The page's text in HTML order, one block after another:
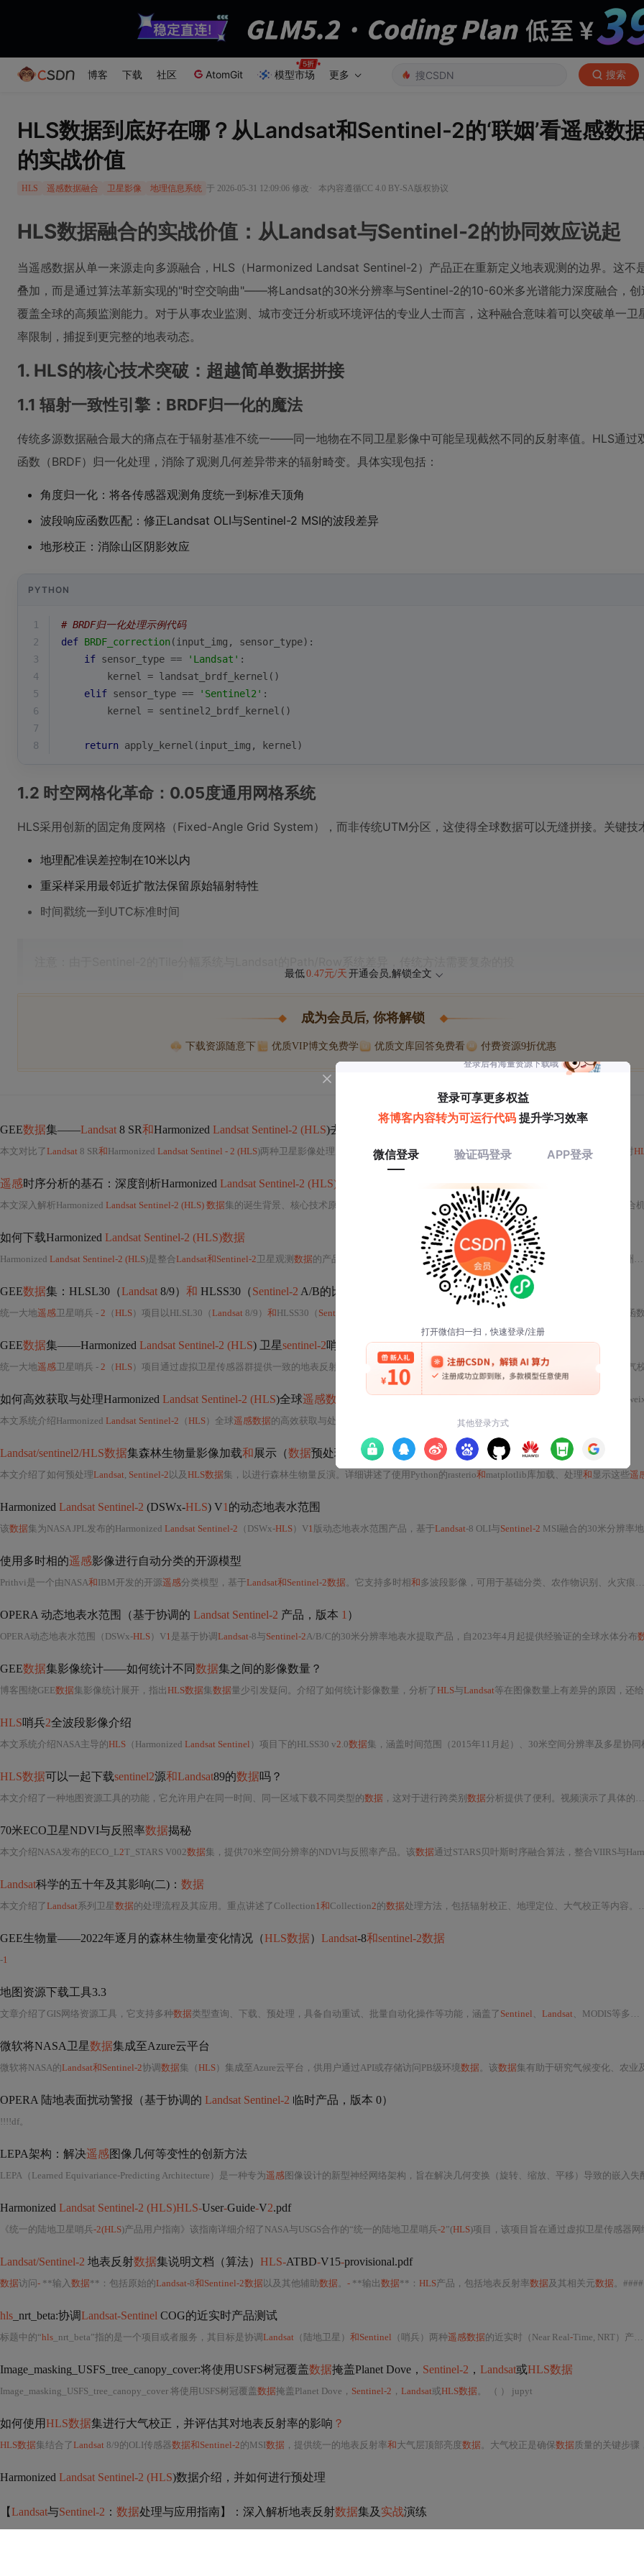
博客 下载 社区 AtomGit 模型市场 更多 搜索
HLS数据到底好在哪？从Landsat和Sentinel-2的‘联姻’看遥感数
的实战价值
HLS 遥感数据融合 卫星影像 地理信息系统 于 2026-05-31 12:09:06 修改 · 本内容遵循CC 4.0 BY-SA版权协议
HLS数据融合的实战价值：从Landsat与Sentinel-2的协同效应说起
当遥感数据从单一来源走向多源融合，HLS（Harmonized Landsat Sentinel-2）产品正在重新定义地表观测的边界。这不
叠加，而是通过算法革新实现的"时空交响曲"——将Landsat的30米分辨率与Sentinel-2的10-60米多光谱能力深度融合，
覆盖全球的高频监测能力。对于从事农业监测、城市变迁分析或环境评估的专业人士而言，这种融合意味着可以突破单一卫
率限制，捕捉到更完整的地表动态。
1. HLS的核心技术突破：超越简单数据拼接
1.1 辐射一致性引擎：BRDF归一化的魔法
传统多源数据融合最大的痛点在于辐射基准不统一——同一地物在不同卫星影像中可能呈现截然不同的反射率值。HLS通过
函数（BRDF）归一化处理，消除了观测几何差异带来的辐射畸变。具体实现包括：
角度归一化：将各传感器观测角度统一到标准天顶角
波段响应函数匹配：修正Landsat OLI与Sentinel-2 MSI的波段差异
地形校正：消除山区阴影效应
PYTHON
1
# BRDF归一化处理示例代码
2
def BRDF_correction( input_img, sensor_type):
3
if sensor_type == 'Landsat' :
4
        kernel = landsat_brdf_kernel()
5
elif sensor_type == 'Sentinel2' :
6
        kernel = sentinel2_brdf_kernel()
7
8
return apply_kernel(input_img, kernel)
1.2 时空网格化革命：0.05度通用网格系统
HLS采用创新的固定角度网格（Fixed-Angle Grid System），而非传统UTM分区，这使得全球数据可以无缝拼接。关键技
地理配准误差控制在10米以内
重采样采用最邻近扩散法保留原始辐射特性
时间戳统一到UTC标准时间
最低0.47元/天 开通会员,解锁全文
成为会员后, 你将解锁
下载资源随意下 优质VIP博文免费学 优质文库回答免费看 付费资源9折优惠
GEE数据集——Landsat 8 SR和Harmonized Landsat Sentinel-2 (HLS)去云代码
本文对比了Landsat 8 SR和Harmonized Landsat Sentinel - 2 (HLS)两种卫星影像处理产品。介绍了两者在 源、分辨率、光谱范围等方面的差异，还提及对
遥感时序分析的基石：深度剖析Harmonized Landsat Sentinel-2 (HLS) 数据 集的诞生、原理、特点与应用
本文深入解析Harmonized Landsat Sentinel-2 (HLS) 数据集的诞生背景、核心技术原理及广泛应用场景。介绍了其在几何、大气、角度 光谱四个层面的融合机制，强调了其在全球范围内提供高时空分辨率30米影像的能力。文章还展示了如何在Google Earth Engine平台上高
如何下载Harmonized Landsat Sentinel-2 (HLS)数据
Harmonized Landsat Sentinel-2 (HLS)是整合Landsat和Sentinel-2卫星观测 数据的产品，有时间 辐射一致性、全球覆盖等特点。 HLS 2.0版覆盖全球（南极洲除外）。该项目由NASA
GEE数据集：HLSL30（Landsat 8/9） 和 HLSS30（Sentinel-2 A/B的比较（数量
统一大地遥感卫星哨兵 - 2 （HLS）项目以HLSL30（Landsat 8/9） 和HLSS30（ Sentinel - 2 ，都提供30m Nadir双向反射率分布函数等。博客介绍了两者的简介、波段信息等，还对比了
GEE数据集——Harmonized Landsat Sentinel-2 (HLS) 卫星sentinel-2哨兵- （HLS）
统一大地遥感卫星哨兵 - 2 （HLS）项目通过虚拟卫星传感器群提供一致的地表反射率 大气层顶部亮度 数据。该项目使用一套算法获得无缝产品，包括大气校正、云层遮蔽等
如何高效获取与处理Harmonized Landsat Sentinel-2 (HLS)全球遥感数据
本文系统介绍Harmonized Landsat Sentinel-2 （HLS）全球遥感数据的高效获取与处理方法，涵盖 特性、Earthdata平台筛选下载、批量下载优化、质量检查三板斧、标准化预处理流程，以及面向机器学习的时间序列构建与波段特征工程。重点包括云量阈值设定、Docker容器化环境部署、Dask分块处理、Zarr格式加速等大
Landsat/sentinel2/HLS数据集森林生物量影像加载和展示（数据预处理）
本文介绍了如何预处理Landsat, Sentinel-2 以及 HLS数据集，以进行森林生物量反演。详细讲述了使用Python的rasterio和matplotlib库加载、处理和 显示这些遥感
Harmonized Landsat Sentinel-2 (DSWx-HLS) V1 的动态地表水范围
该数据集为NASA JPL发布的Harmonized Landsat Sentinel-2 （DSWx-HLS）V1 版动态地表水范围产品，基于Landsat-8 OLI与Sentinel-2 MSI融合的30米分辨率地表反射率
使用多时相的遥感影像进行自动分类的开源模型
Prithvi是一个由NASA和IBM开发的开源遥感分类模型，基于Landsat和Sentinel-2数据。它支持多时相 和多波段影像，可用于基础分类、农作物识别、火灾痕迹监测
OPERA 动态地表水范围（基于协调的 Landsat Sentinel-2 产品，版本 1 ）
OPERA动态地表水范围（DSWx-HLS）V1是基于协调Landsat-8与Sentinel-2A/B/C的30米分辨率地表水提取产品，自2023年4月起提供经验证的全球水体分布
GEE数据集影像统计——如何统计不同数据集之间的影像数量？
博客围绕GEE数据集影像统计展开，指出HLS数据集数据量少引发疑问。介绍了如何统计影像数量，分析了HLS与Landsat等在图像数量上有差异的原因，还给出用于影像时间筛选、统计数量的函数及代码，以对比同一时间点
HLS哨兵2全波段影像介绍
本文系统介绍NASA主导的HLS （Harmonized Landsat Sentinel ）项目下的HLSS30 v2.0数据集，涵盖时间范围（2015年11月起）、30米空间分辨率及多星协同机制。重点解析12个核心光谱波
HLS数据可以一起下载sentinel2源和Landsat89的数据吗？
本文介绍了一种地图资源工具的功能，它允许用户在同一时间、同一区域下载不同类型的数据 ，这对于进行跨类别 数据分析提供了便利。视频演示了具体的操作步骤。,
70米ECO卫星NDVI与反照率数据揭秘
本文介绍NASA发布的ECO_L2T_STARS V002数据集，提供70米空间分辨率的NDVI与反照率产品。该数据 通过STARS贝叶斯时序融合算法，整合VIIRS与
Landsat科学的五十年及其影响(二)： 数据
本文介绍了Landsat系列卫星数据的处理流程及其应用。重点讲述了Collection1和Collection2的数据处理方法，包括辐射校正、地理定位、大气校正等内容。同时，文中还提到了基于
GEE生物量——2022年逐月的森林生物量变化情况（HLS数据） Landsat-8和sentinel-2数据
-1
地图资源下载工具3.3
文章介绍了GIS网络资源工具，它支持多种数据类型查询、下载、预处理，具备自动重试、批量自动化操作等功能，涵盖了 Sentinel 、 Landsat、MODIS等多系列卫星
微软将NASA卫星数据集成至Azure云平台
微软将NASA的Landsat和Sentinel-2协调数据集（HLS）集成至Azure云平台，供用户通过API或存储访问PB级环境数据。该数据集有助于研究气候变化、农业及土地利用等，同时结合Azure AI可提
OPERA 陆地表面扰动警报（基于协调的 Landsat Sentinel-2 临时产品，版本 0）
!!!!df。
LEPA架构：解决遥感图像几何等变性的创新方法
LEPA（Learned Equivariance-Predicting Architecture）是一种专为遥感图像设计的新型神经网络架构，旨在解决几何变换（旋转、缩放、平移）导致的嵌入失配问题。其核心创新包括保留并参数化JEPA中的预测器、引入中心化位置编码、采用两阶
Harmonized Landsat Sentinel-2 (HLS)HLS-User-Guide-V2.pdf
《统一的陆地卫星哨兵-2(HLS)产品用户指南》该指南详细介绍了NASA与USGS合作的“统一的陆地卫星哨兵-2”(HLS)项目，该项目旨在通过虚拟卫星传感器网络提供一致的地表反射率
Landsat/Sentinel-2 地表反射数据集说明文档（算法） HLS-ATBD-V15-provisional.pdf
数据访问 - **输入数据**：包括原始的Landsat-8和Sentinel-2数据 以及其他辅助数据。 - **输出数据**： HLS产品，包括地表反射率数据及其相关元数据。
hls _nrt_beta:协调Landsat-Sentinel COG的近实时产品测试
标题中的“hls _nrt_beta”指的是一个项目或者服务，其目标是协调Landsat （陆地卫星） 和Sentinel （哨兵）两种遥感数据的近实时（Near Real-Time, NRT）产品处理。
Image_masking_USFS_tree_canopy_cover:将使用USFS树冠覆盖数据掩盖Planet Dove， Sentinel-2 ， Landsat或HLS数据
Image_masking_USFS_tree_canopy_cover 将使用USFS树冠覆盖 数据掩盖Planet Dove， Sentinel-2 ， Landsat或HLS数据。 （ ） jupyt
如何使用HLS数据集进行大气校正，并评估其对地表反射率的影响 ？
HLS数据集结合了Landsat 8/9的OLI传感器数据和Sentinel-2的MSI数据 ，提供统一的地表反射率和大气层顶部亮度数据。大气校正是确保数据 质量的关键步骤，使用6S模型等
Harmonized Landsat Sentinel-2 (HLS)数据介绍，并如何进行预处理
【Landsat与Sentinel-2 ： 数据处理与应用指南】：深入解析地表反射数据集及 实战演练